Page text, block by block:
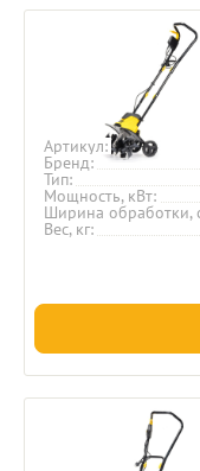
Артикул
Бренд
Тип
Мощность, кВт
Ширина обработки,
Вес, кг